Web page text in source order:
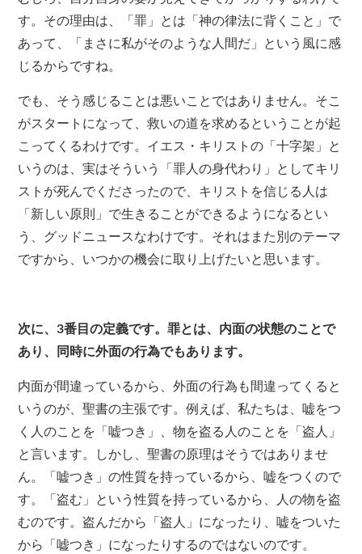
す。その理由は、「罪」とは「神の律法に背くこと」で
あって、「まさに私がそのような人間だ」という風に感
じるからですね。
でも、そう感じることは悪いことではありません。そこ
がスタートになって、救いの道を求めるということが起
こってくるわけです。イエス・キリストの「十字架」と
いうのは、実はそういう「罪人の身代わり」としてキリ
ストが死んでくださったので、キリストを信じる人は
「新しい原則」で生きることができるようになるとい
う、グッドニュースなわけです。それはまた別のテーマ
ですから、いつかの機会に取り上げたいと思います。
次に、3番目の定義です。罪とは、内面の状態のことで
あり、同時に外面の行為でもあります。
内面が間違っているから、外面の行為も間違ってくると
いうのが、聖書の主張です。例えば、私たちは、嘘をつ
く人のことを「嘘つき」、物を盗る人のことを「盗人」
と言います。しかし、聖書の原理はそうではありませ
ん。「嘘つき」の性質を持っているから、嘘をつくので
す。「盗む」という性質を持っているから、人の物を盗
むのです。盗んだから「盗人」になったり、嘘をついた
から「嘘つき」になったりするのではないのです。